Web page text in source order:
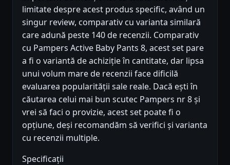
limitate despre acest produs specific, având un
singur review, comparativ cu varianta similară
care adună peste 140 de recenzii. Comparativ
cu Pampers Active Baby Pants 8, acest set pare
a fi o variantă de achiziție în cantitate, dar lipsa
unui volum mare de recenzii face dificilă
evaluarea popularității sale reale. Dacă ești în
căutarea celui mai bun scutec Pampers nr 8 și
vrei să faci o provizie, acest set poate fi o
opțiune, deși recomandăm să verifici și varianta
cu recenzii multiple.
Specificații